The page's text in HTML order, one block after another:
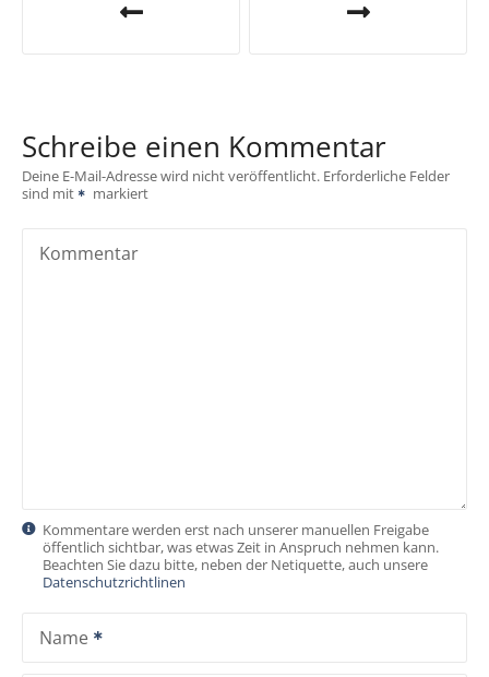
r
a
g
Schreibe einen Kommentar
Deine E-Mail-Adresse wird nicht veröffentlicht. Erforderliche Felder
sind mit
markiert
Kommentar
Kommentare werden erst nach unserer manuellen Freigabe
öffentlich sichtbar, was etwas Zeit in Anspruch nehmen kann.
Beachten Sie dazu bitte, neben der Netiquette, auch unsere
Datenschutzrichtlinen
Name